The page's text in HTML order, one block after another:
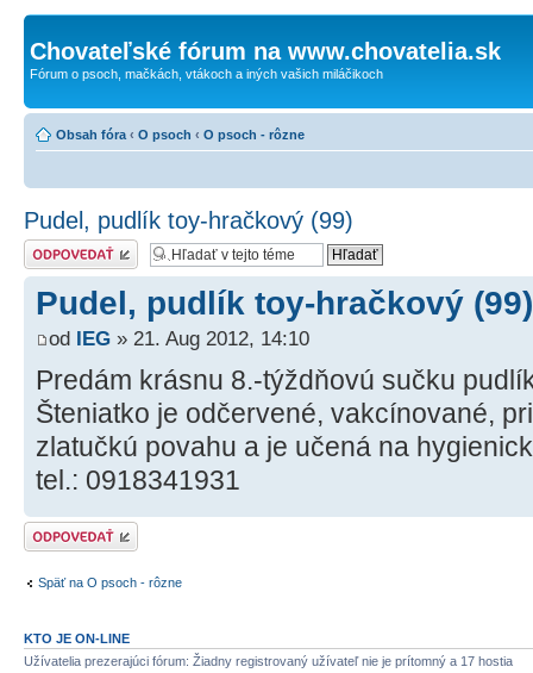
Chovateľské fórum na www.chovatelia.sk
Fórum o psoch, mačkách, vtákoch a iných vašich miláčikoch
Obsah fóra ‹ O psoch ‹ O psoch - rôzne
Pudel, pudlík toy-hračkový (99)
Odoslať odpoveď
Pudel, pudlík toy-hračkový (99)
od IEG » 21. Aug 2012, 14:10
Predám krásnu 8.-týždňovú sučku
Šteniatko je odčervené, vakcínované,
zlatučkú povahu a je učená na
tel.: 0918341931
Odoslať odpoveď
Späť na O psoch - rôzne
KTO JE ON-LINE
Užívatelia prezerajúci fórum: Žiadny registrovaný užívateľ nie je prítomný a 17 hostia